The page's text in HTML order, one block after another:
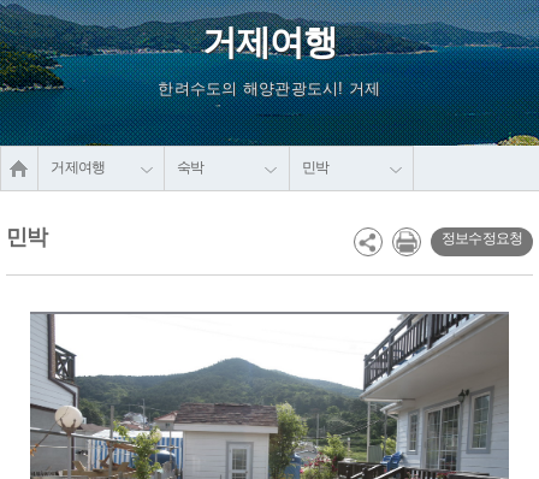
거제여행
한려수도의 해양관광도시! 거제
거제여행 숙박 민박
민박 정보수정요청